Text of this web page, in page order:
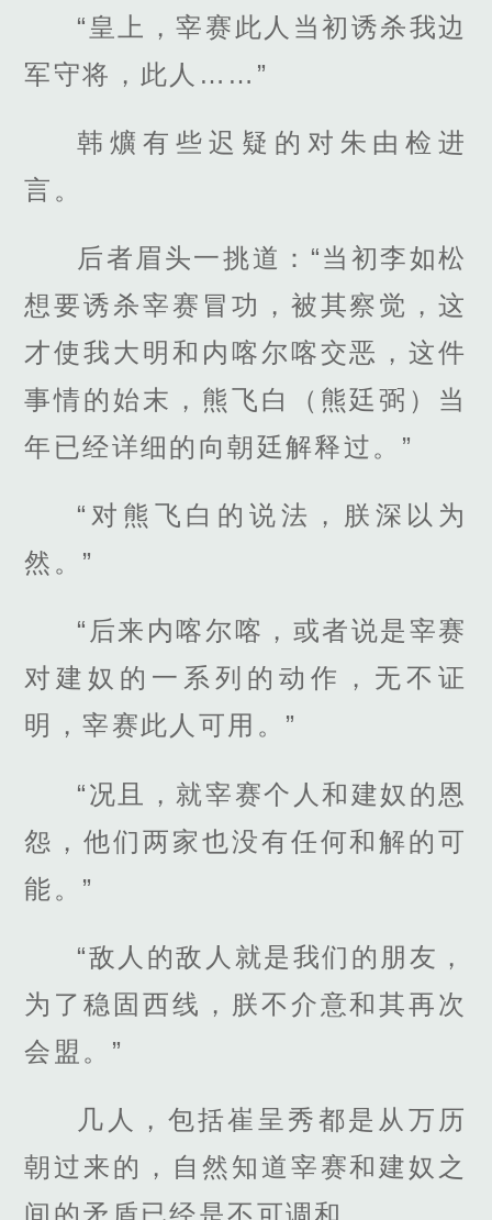
“皇上，宰赛此人当初诱杀我边
军守将，此人……”
韩爌有些迟疑的对朱由检进
言。
后者眉头一挑道：“当初李如松
想要诱杀宰赛冒功，被其察觉，这
才使我大明和内喀尔喀交恶，这件
事情的始末，熊飞白（熊廷弼）当
年已经详细的向朝廷解释过。”
“对熊飞白的说法，朕深以为
然。”
“后来内喀尔喀，或者说是宰赛
对建奴的一系列的动作，无不证
明，宰赛此人可用。”
“况且，就宰赛个人和建奴的恩
怨，他们两家也没有任何和解的可
能。”
“敌人的敌人就是我们的朋友，
为了稳固西线，朕不介意和其再次
会盟。”
几人，包括崔呈秀都是从万历
朝过来的，自然知道宰赛和建奴之
间的矛盾已经是不可调和。